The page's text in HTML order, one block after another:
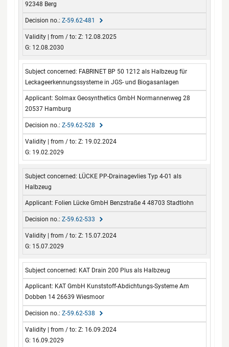
92348 Berg
Z-59.62-481
Z: 12.08.2025
G: 12.08.2030
FABRINET BP 50 1212 als Halbzeug für
Leckageerkennungssysteme in JGS- und Biogasanlagen
Solmax Geosynthetics GmbH Normannenweg 28
20537 Hamburg
Z-59.62-528
Z: 19.02.2024
G: 19.02.2029
LÜCKE PP-Drainagevlies Typ 4-01 als
Halbzeug
Folien Lücke GmbH Benzstraße 4 48703 Stadtlohn
Z-59.62-533
Z: 15.07.2024
G: 15.07.2029
KAT Drain 200 Plus als Halbzeug
KAT GmbH Kunststoff-Abdichtungs-Systeme Am
Dobben 14 26639 Wiesmoor
Z-59.62-538
Z: 16.09.2024
G: 16.09.2029